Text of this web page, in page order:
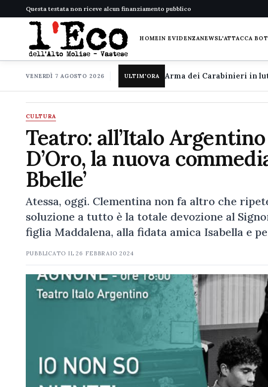
Questa testata non riceve alcun finanziamento pubblico
HOMEIN EVIDENZANEWSL'ATTACCA
VENERDÌ 7 AGOSTO 2026 ULTIM'ORA
CULTURA
Teatro: all’Italo
D’Oro, la nuova
Bbelle’
Atessa, oggi. Clementina non fa altro che
soluzione a tutto è la totale devozione al
figlia Maddalena, alla fidata amica Isabella e
PUBBLICATO IL26 FEBBRAIO 2024